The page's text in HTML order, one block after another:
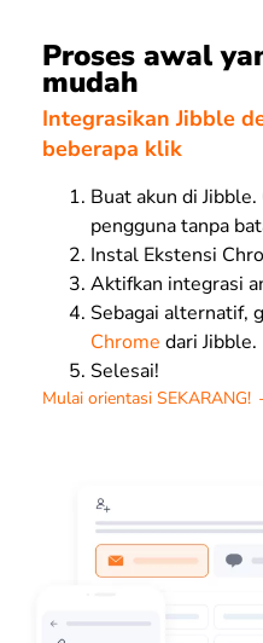
Proses awal
mudah
Integrasikan Jibble
beberapa klik
Buat akun di
pengguna tanpa
Instal Ekstensi
Aktifkan integrasi
Sebagai alternatif,
Chrome dari Jibble.
Selesai!
Mulai orientasi SEKARANG!